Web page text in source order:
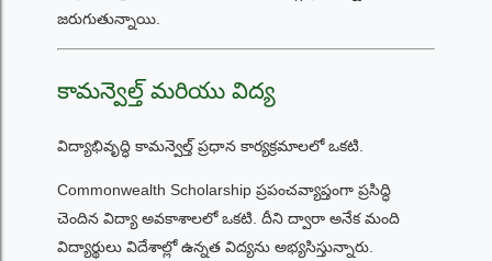
జరుగుతున్నాయి.
కామన్వెల్త్ మరియు విద్య
విద్యాభివృద్ధి కామన్వెల్త్ ప్రధాన కార్యక్రమాలలో ఒకటి.
Commonwealth Scholarship ప్రపంచవ్యాప్తంగా ప్రసిద్ధి
చెందిన విద్యా అవకాశాలలో ఒకటి. దీని ద్వారా అనేక మంది
విద్యార్థులు విదేశాల్లో ఉన్నత విద్యను అభ్యసిస్తున్నారు.